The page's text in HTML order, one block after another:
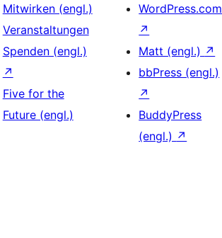
Mitwirken (engl.)
Veranstaltungen
Spenden (engl.)
↗
Five for the
Future (engl.)
WordPress.com
↗
Matt (engl.) ↗
bbPress (engl.)
↗
BuddyPress
(engl.) ↗